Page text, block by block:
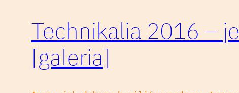
Technikalia 2016 –
[galeria]